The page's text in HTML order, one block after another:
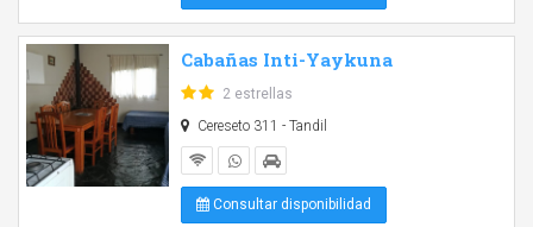
Cabañas Inti-Yaykuna
2 estrellas
Cereseto 311 - Tandil
Consultar disponibilidad